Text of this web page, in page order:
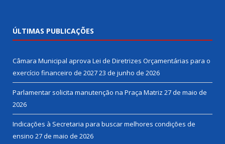
ÚLTIMAS PUBLICAÇÕES
Câmara Municipal aprova Lei de Diretrizes Orçamentárias para o
exercício financeiro de 202723 de junho de 2026
Parlamentar solicita manutenção na Praça Matriz 27 de maio de
2026
Indicações à Secretaria para buscar melhores condições de
ensino 27 de maio de 2026